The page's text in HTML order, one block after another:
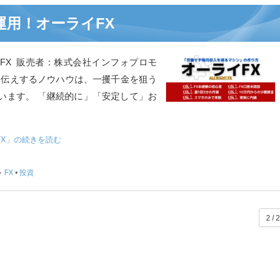
用！オーライFX
販売者：株式会社インフォプロモ
えするノウハウは、一攫千金を狙う
ます。 「継続的に」「安定して」お
」の続きを読む
FX • 投資
2 / 2